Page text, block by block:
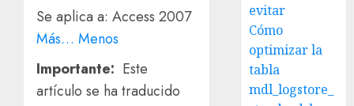
Se aplica a: Access 2007
Más… Menos
Importante: Este
artículo se ha traducido
evitar
Cómo
optimizar la
tabla
mdl_logstore_